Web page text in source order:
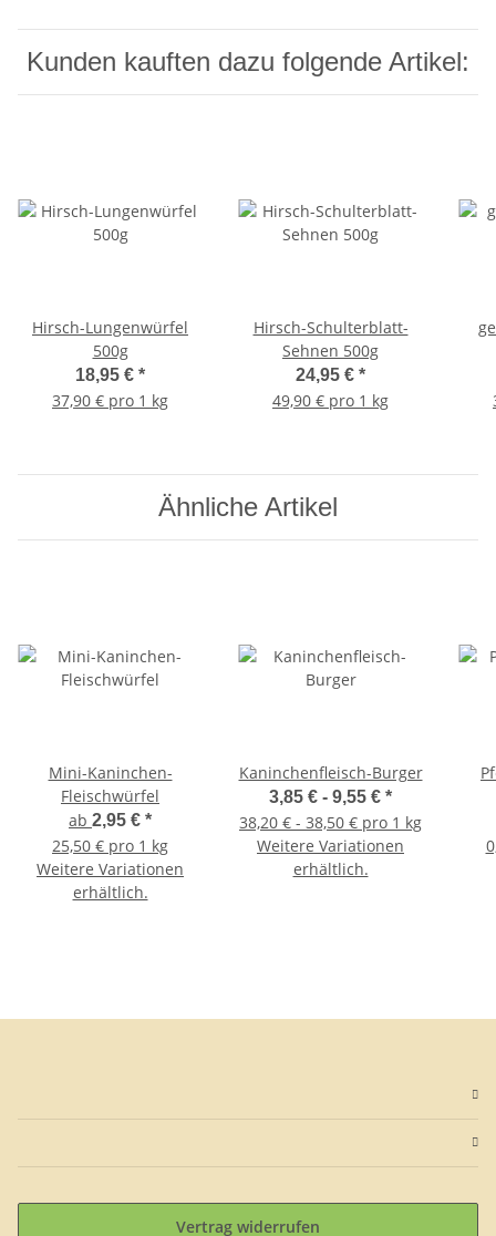
Kunden kauften dazu folgende Artikel:
Hirsch-Lungenwürfel
500g
18,95 € *
37,90 € pro 1 kg
Hirsch-Schulterblatt-
Sehnen 500g
24,95 € *
49,90 € pro 1 kg
Ähnliche Artikel
Mini-Kaninchen-
Fleischwürfel
ab 2,95 € *
25,50 € pro 1 kg
Weitere Variationen
erhältlich.
Kaninchenfleisch-Burger
3,85 € - 9,55 € *
38,20 € - 38,50 € pro 1 kg
Weitere Variationen
erhältlich.
Vertrag widerrufen